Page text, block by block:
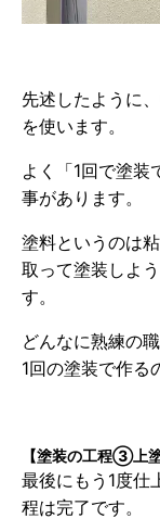
先述したように
を使います。
よく「1回で塗装
事があります。
塗料というのは
取って塗装しよ
す。
どんなに熟練の
1回の塗装で作る
【塗装の工程③上塗
最後にもう1度仕
程は完了です。